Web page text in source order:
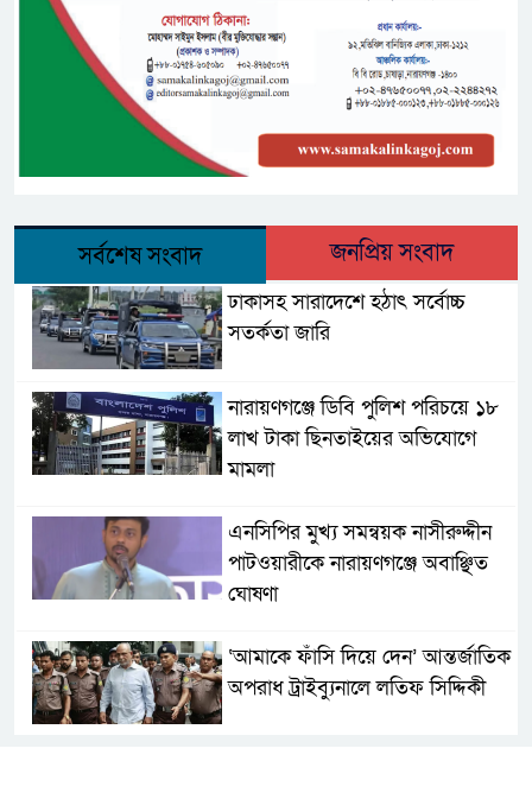
সর্বশেষ সংবাদ জনপ্রিয় সংবাদ
ঢাকাসহ সারাদেশে হঠাৎ সর্বোচ্চ
সতর্কতা জা‌রি
নারায়ণগঞ্জে ডিবি পুলিশ পরিচয়ে ১৮
লাখ টাকা ছিনতাইয়ের অভিযোগে
মামলা
এনসিপির মুখ্য সমন্বয়ক নাসীরুদ্দীন
পাটওয়ারীকে নারায়ণগঞ্জে অবাঞ্ছিত
ঘোষণা
‘আমাকে ফাঁসি দিয়ে দেন’ আন্তর্জাতিক
অপরাধ ট্রাইব্যুনালে লতিফ সিদ্দিকী